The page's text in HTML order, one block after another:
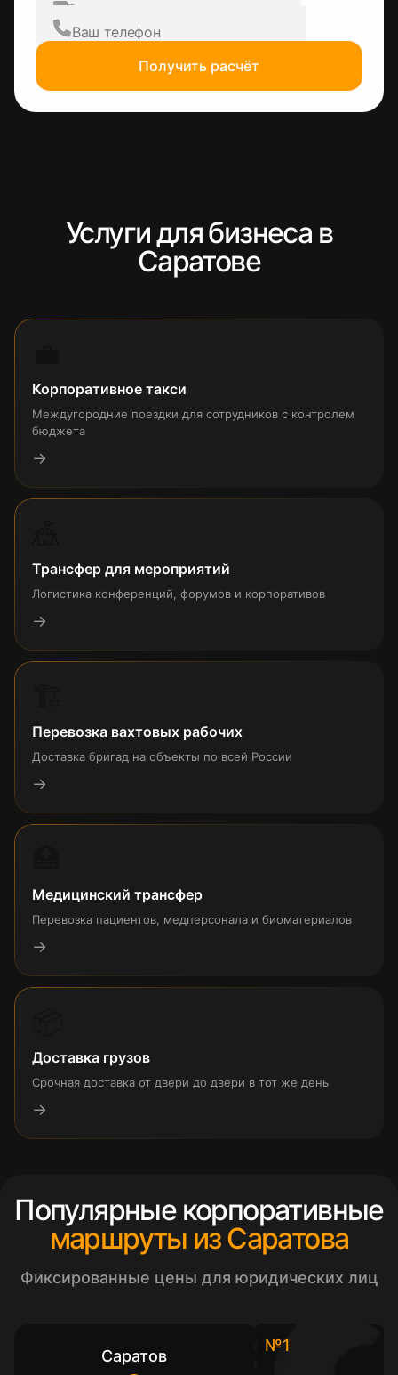
Получить расчёт
Услуги для бизнеса в
Саратове
Корпоративное такси
Междугородние поездки для сотрудников с контролем
бюджета
→
Трансфер для мероприятий
Логистика конференций, форумов и корпоративов
→
Перевозка вахтовых рабочих
Доставка бригад на объекты по всей России
→
Медицинский трансфер
Перевозка пациентов, медперсонала и биоматериалов
→
Доставка грузов
Срочная доставка от двери до двери в тот же день
→
Популярные корпоративные
маршруты из Саратова
Фиксированные цены для юридических лиц
Саратов
№1